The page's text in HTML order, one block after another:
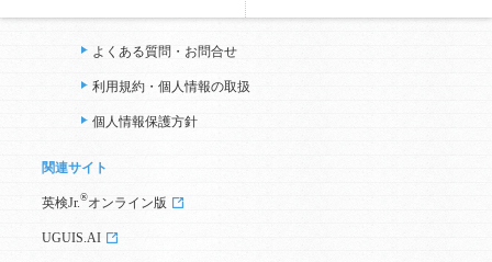
よくある質問・お問合せ
利用規約・個人情報の取扱
個人情報保護方針
関連サイト
英検Jr. ®オンライン版
UGUIS.AI